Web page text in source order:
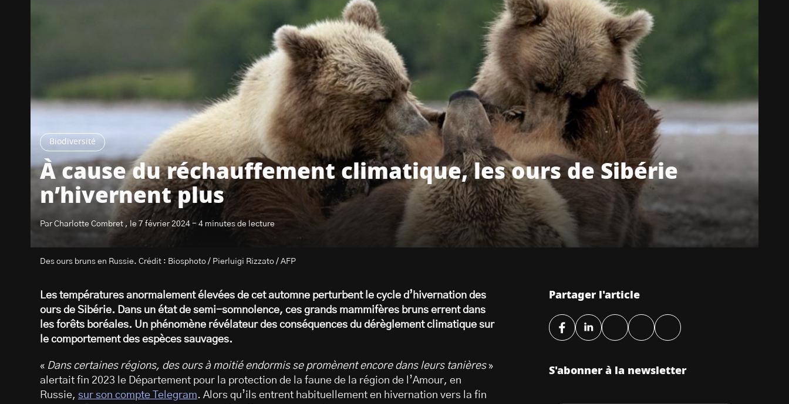
Biodiversité
À cause du réchauffement climatique, les ours de Sibérie
n’hivernent plus
Par Charlotte Combret , le 7 février 2024 - 4 minutes de lecture
Des ours bruns en Russie. Crédit : Biosphoto / Pierluigi Rizzato / AFP
Les températures anormalement élevées de cet automne perturbent le cycle d’hivernation des
ours de Sibérie. Dans un état de semi-somnolence, ces grands mammifères bruns errent dans
les forêts boréales. Un phénomène révélateur des conséquences du dérèglement climatique sur
le comportement des espèces sauvages.
« Dans certaines régions, des ours à moitié endormis se promènent encore dans leurs tanières»
alertait fin 2023 le Département pour la protection de la faune de la région de l’Amour, en
Russie, sur son compte Telegram. Alors qu’ils entrent habituellement en hivernation vers la fin
Partager l'article
S'abonner à la newsletter
Les mots clés les plus recherchés sur Deklic
deklic kids interview Volte-face influenceur.se